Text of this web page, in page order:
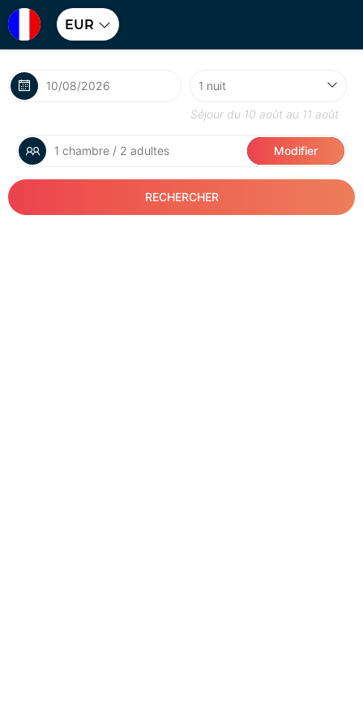
EUR
Séjour du 10 août au 11 août
1 chambre / 2 adultes Modifier